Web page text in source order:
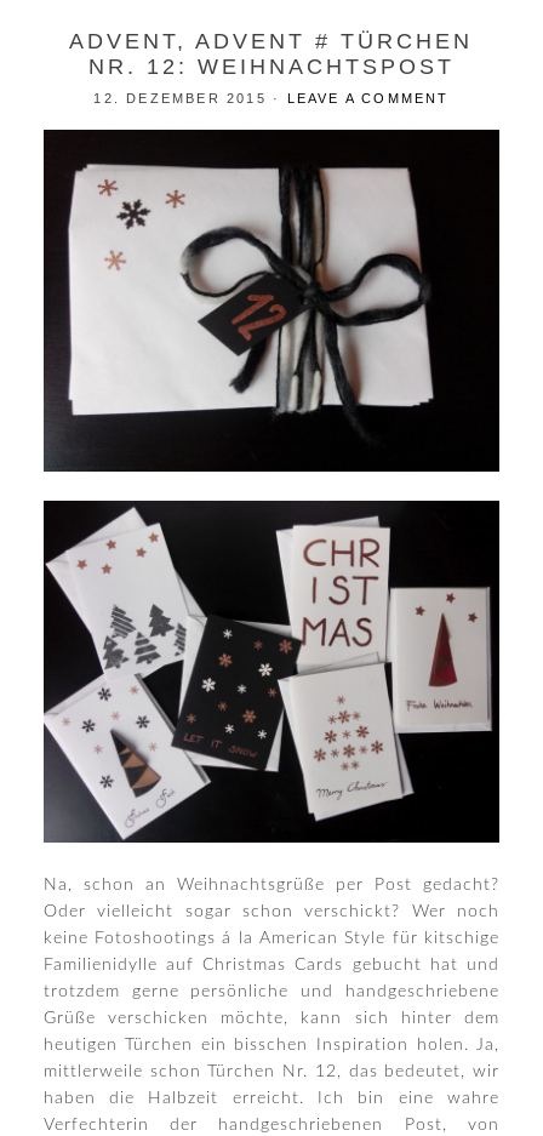
ADVENT, ADVENT # TÜRCHEN
NR. 12: WEIHNACHTSPOST
12. DEZEMBER 2015 · LEAVE A COMMENT
Na, schon an Weihnachtsgrüße per Post gedacht?
Oder vielleicht sogar schon verschickt? Wer noch
keine Fotoshootings á la American Style für kitschige
Familienidylle auf Christmas Cards gebucht hat und
trotzdem gerne persönliche und handgeschriebene
Grüße verschicken möchte, kann sich hinter dem
heutigen Türchen ein bisschen Inspiration holen. Ja,
mittlerweile schon Türchen Nr. 12, das bedeutet, wir
haben die Halbzeit erreicht. Ich bin eine wahre
Verfechterin der handgeschriebenen Post, von